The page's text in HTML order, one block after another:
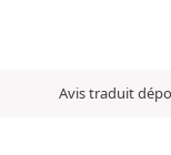
Avis traduit